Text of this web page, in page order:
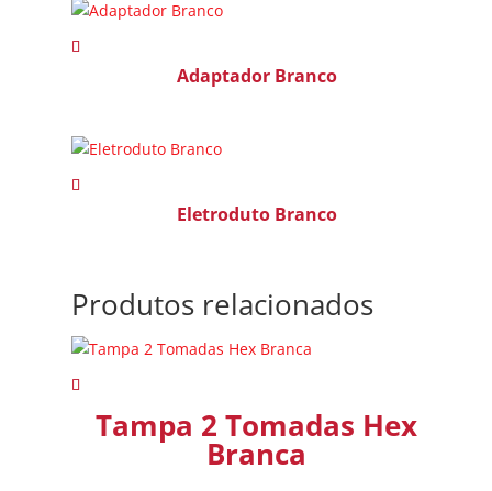
Adaptador Branco
Eletroduto Branco
Produtos relacionados
Tampa 2 Tomadas Hex
Branca